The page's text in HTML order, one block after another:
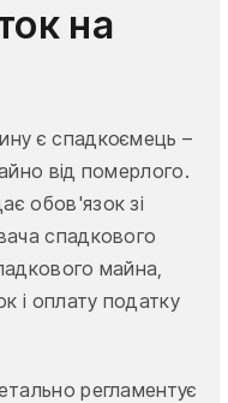
на
є спадкоємець –
від померлого.
обов'язок зі
спадкового
майна,
і оплату податку
регламентує